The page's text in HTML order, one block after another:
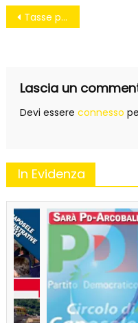
Navigazione
Tasse più alte, pensioni più basse
Lascia un
Devi essere connesso
In Evidenza